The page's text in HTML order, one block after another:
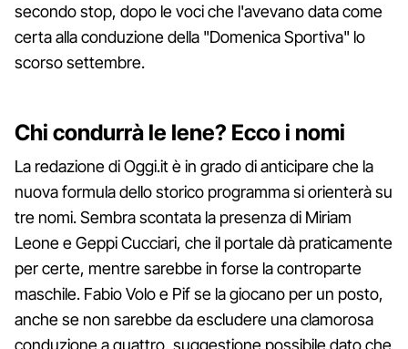
secondo stop, dopo le voci che l'avevano data come
certa alla conduzione della "Domenica Sportiva" lo
scorso settembre.
Chi condurrà le Iene? Ecco i nomi
La redazione di Oggi.it è in grado di anticipare che la
nuova formula dello storico programma si orienterà su
tre nomi. Sembra scontata la presenza di Miriam
Leone e Geppi Cucciari, che il portale dà praticamente
per certe, mentre sarebbe in forse la controparte
maschile. Fabio Volo e Pif se la giocano per un posto,
anche se non sarebbe da escludere una clamorosa
conduzione a quattro, suggestione possibile dato che